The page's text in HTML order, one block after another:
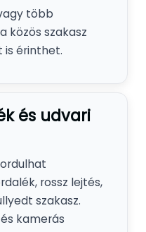
több
közös szakasz
is érinthet.
és udvari
rossz lejtés,
szakasz.
kamerás